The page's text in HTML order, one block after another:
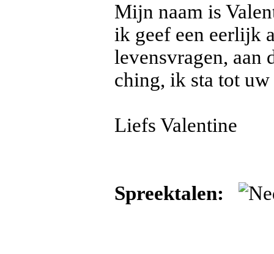
Mijn naam is
ik geef een eerlijk
levensvragen, aan
ching, ik sta tot
Liefs Valentine
Spreektalen: